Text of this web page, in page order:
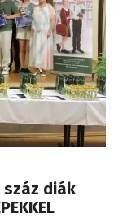
diák